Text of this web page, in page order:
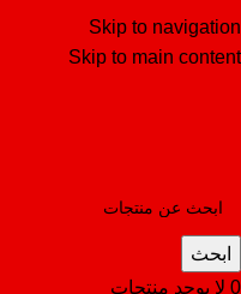
Skip to navigation
Skip to main content
ابحث
0 لا يوجد منتجات